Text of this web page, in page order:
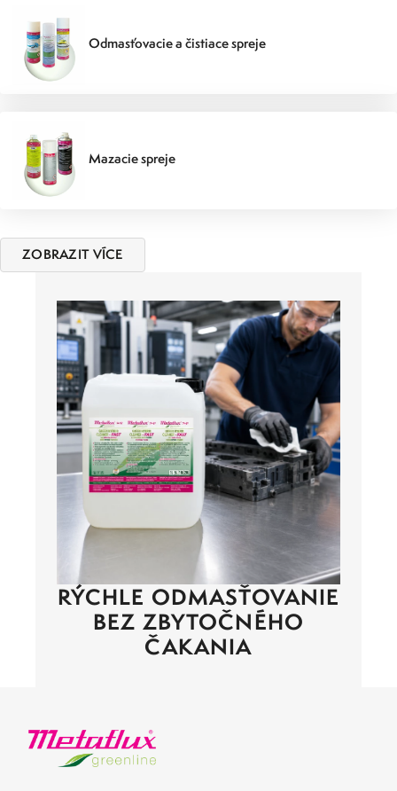
Odmasťovacie a čistiace spreje
Mazacie spreje
ZOBRAZIT VÍCE
RÝCHLE ODMASŤOVANIE
BEZ ZBYTOČNÉHO
ČAKANIA